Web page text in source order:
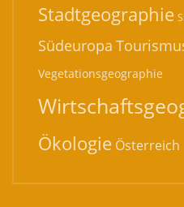
Stadtgeographie
Südeuropa
Vegetationsgeographie
Ökologie Österreich